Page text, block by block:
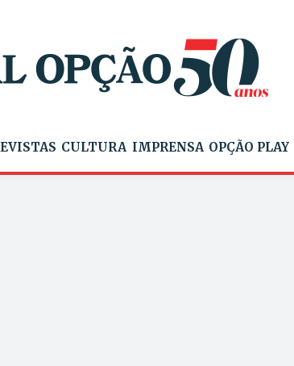
CULTURA IMPRENSA OPÇÃO PLAY